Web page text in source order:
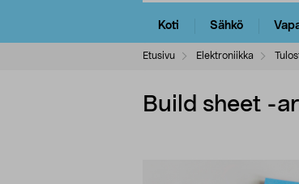
Koti Sähkö
Etusivu Elektroniikka
Build sheet -